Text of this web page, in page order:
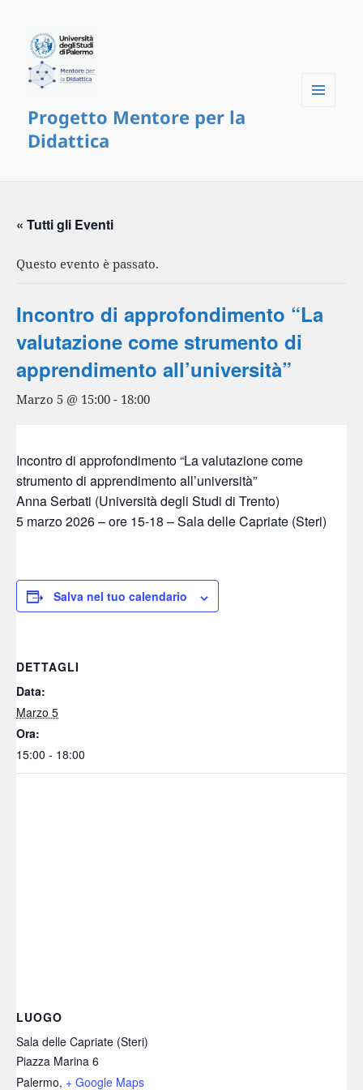
Progetto Mentore per la
Didattica
« Tutti gli Eventi
Questo evento è passato.
Incontro di approfondimento “La
valutazione come strumento di
apprendimento all’università”
Marzo 5 @ 15:00 - 18:00
Incontro di approfondimento “La valutazione come
strumento di apprendimento all’università”
Anna Serbati (Università degli Studi di Trento)
5 marzo 2026 – ore 15-18 – Sala delle Capriate (Steri)
Salva nel tuo calendario
DETTAGLI
Data:
Marzo 5
Ora:
15:00 - 18:00
LUOGO
Sala delle Capriate (Steri)
Piazza Marina 6
Palermo, + Google Maps